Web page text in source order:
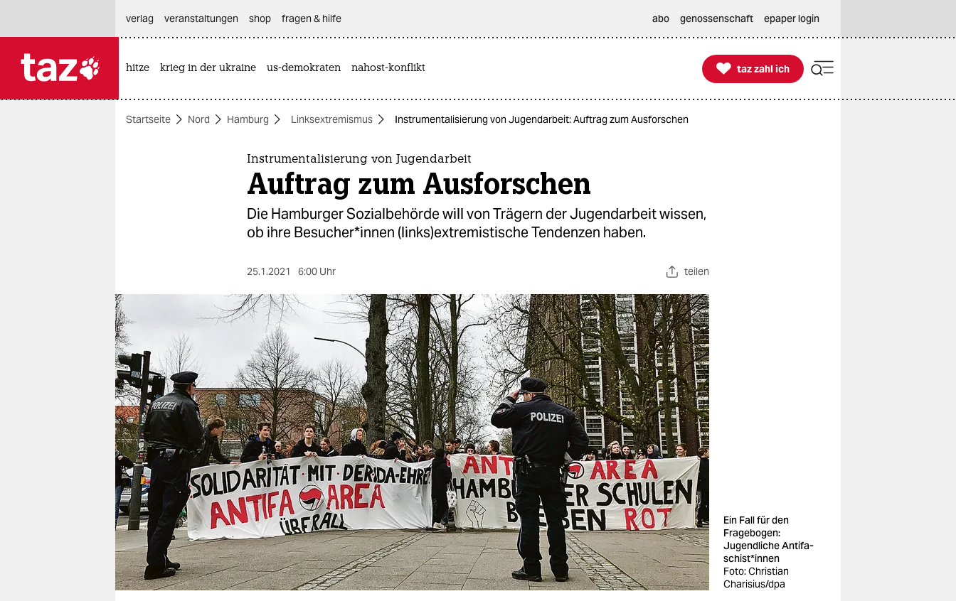
themen
berlin
nord
wahrheit
verlag
verlag
veranstaltungen
shop
fragen & hilfe
unterstützen
abo
verlag
veranstaltungen shop fragen & hilfe abo genossenschaft epaper login
hitze krieg in der ukraine us-demokraten nahost-konflikt 
taz zahl ich
taz zahl ich
Startseite Nord Hamburg Linksextremismus Instrumentalisierung von Jugendarbeit: Auftrag zum Ausforschen
Instrumentalisierung von Jugendarbeit
Auftrag zum Ausforschen
Die Hamburger Sozialbehörde will von Trägern der Jugendarbeit wissen,
ob ihre Be­su­che­r*in­nen (links)extremistische Tendenzen haben.
25.1.2021 6:00 Uhr teilen
Ein Fall für den
Fragebogen:
Jugendliche An­ti­fa­
schis­t*in­nen
Foto: Christian
Charisius/dpa